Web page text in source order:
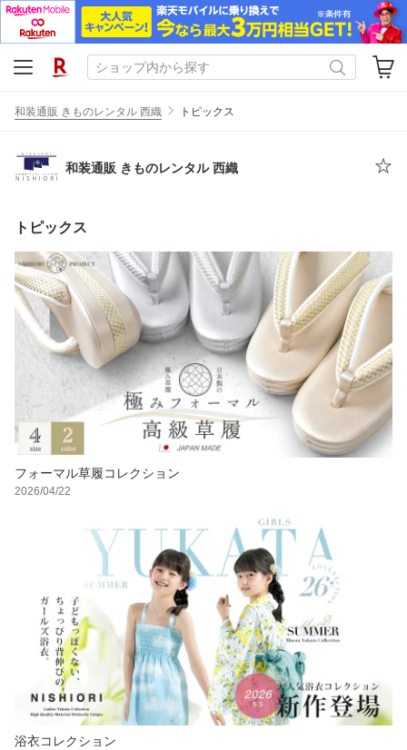
和装通販 きものレンタル 西織 トピックス
和装通販 きものレンタル 西織
トピックス
フォーマル草履コレクション
2026/04/22
浴衣コレクション